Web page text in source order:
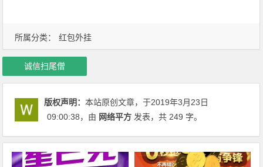
所属分类： 红包外挂
诚信扫尾僧
版权声明：本站原创文章，于2019年3月23日
09:00:38，由 网络平方 发表，共 249 字。